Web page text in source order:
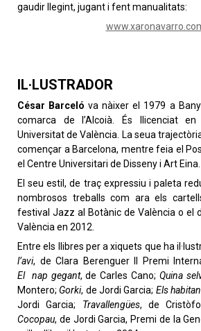
gaudir llegint, jugant i fent manualitats:
IL·LUSTRADOR
César Barceló va nàixer el 1979 a
comarca de l’Alcoià. És llicenciat
Universitat de València. La seua
començar a Barcelona, mentre feia el
el Centre Universitari de Disseny i Art Eina.
El seu estil, de traç expressiu i paleta
nombrosos treballs com ara els
festival Jazz al Botànic de València o el
València en 2012.
Entre els llibres per a xiquets que ha
l’avi, de Clara Berenguer II Premi
El nap gegant, de Carles Cano; Quina
Montero; Gorki, de Jordi Garcia; Els
Jordi Garcia; Travallengües, de
Cocopau, de Jordi Garcia, Premi de la